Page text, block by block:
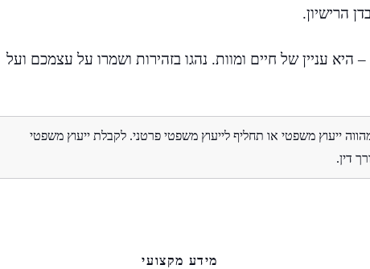
הרישיון.
היא עניין של חיים ומוות. נהגו בזהירות ושמרו על עצמכם ועל
ייעוץ משפטי או תחליף לייעוץ משפטי פרטני. לקבלת ייעוץ משפטי
דין.
מידע מקצועי